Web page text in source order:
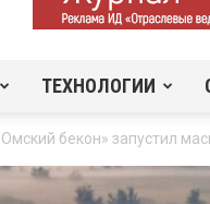
ТЕХНОЛОГИИ
бекон» запустил